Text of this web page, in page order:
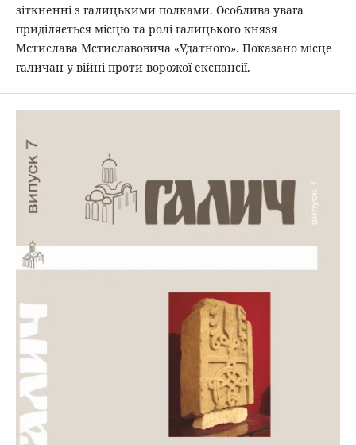
зіткненні з галицькими полками. Особлива увага
приділяється місцю та ролі галицького князя
Мстислава Мстиславовича «Удатного». Показано місце
галичан у війні проти ворожої експансії.